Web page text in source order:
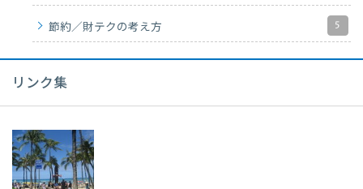
節約／財テクの考え方 5
リンク集